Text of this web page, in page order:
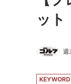
ット
週
KEYWORD